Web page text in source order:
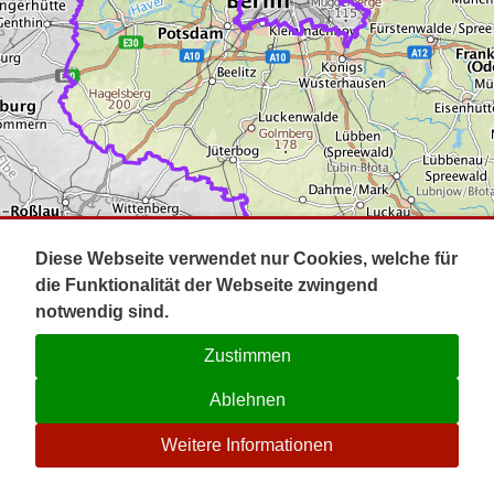
Impressum
Kontakt
☉
Diese Webseite verwendet nur Cookies, welche für
die Funktionalität der Webseite zwingend
notwendig sind.
Zustimmen
Ablehnen
Weitere Informationen